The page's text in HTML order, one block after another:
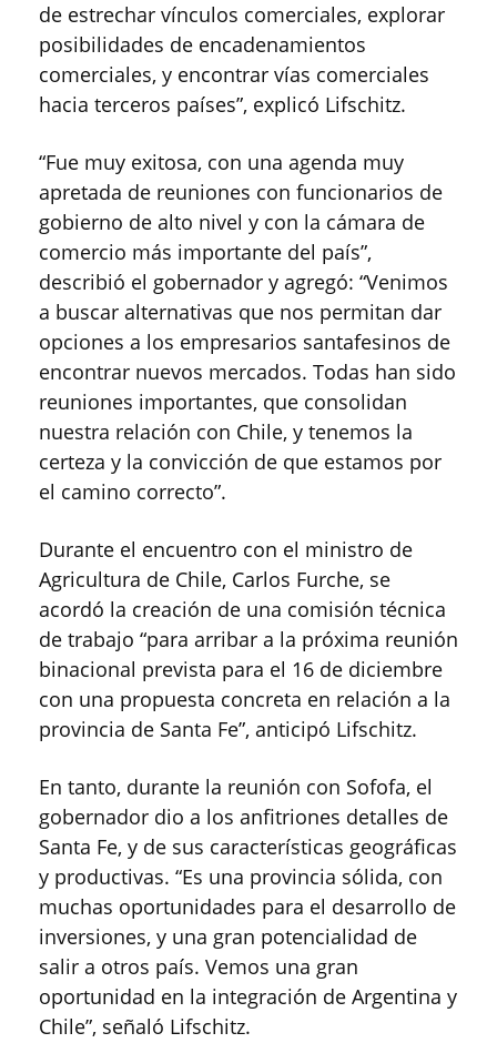
de estrechar vínculos comerciales, explorar
posibilidades de encadenamientos
comerciales, y encontrar vías comerciales
hacia terceros países”, explicó Lifschitz.
“Fue muy exitosa, con una agenda muy
apretada de reuniones con funcionarios de
gobierno de alto nivel y con la cámara de
comercio más importante del país”,
describió el gobernador y agregó: “Venimos
a buscar alternativas que nos permitan dar
opciones a los empresarios santafesinos de
encontrar nuevos mercados. Todas han sido
reuniones importantes, que consolidan
nuestra relación con Chile, y tenemos la
certeza y la convicción de que estamos por
el camino correcto”.
Durante el encuentro con el ministro de
Agricultura de Chile, Carlos Furche, se
acordó la creación de una comisión técnica
de trabajo “para arribar a la próxima reunión
binacional prevista para el 16 de diciembre
con una propuesta concreta en relación a la
provincia de Santa Fe”, anticipó Lifschitz.
En tanto, durante la reunión con Sofofa, el
gobernador dio a los anfitriones detalles de
Santa Fe, y de sus características geográficas
y productivas. “Es una provincia sólida, con
muchas oportunidades para el desarrollo de
inversiones, y una gran potencialidad de
salir a otros país. Vemos una gran
oportunidad en la integración de Argentina y
Chile”, señaló Lifschitz.